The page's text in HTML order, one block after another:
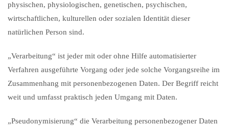
physischen, physiologischen, genetischen, psychischen,
wirtschaftlichen, kulturellen oder sozialen Identität dieser
natürlichen Person sind.
„Verarbeitung“ ist jeder mit oder ohne Hilfe automatisierter
Verfahren ausgeführte Vorgang oder jede solche Vorgangsreihe im
Zusammenhang mit personenbezogenen Daten. Der Begriff reicht
weit und umfasst praktisch jeden Umgang mit Daten.
„Pseudonymisierung“ die Verarbeitung personenbezogener Daten